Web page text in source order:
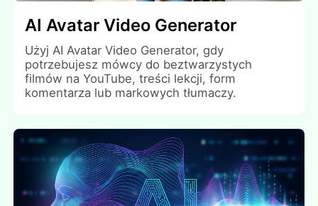
AI Avatar Video Generator
Użyj AI Avatar Video Generator, gdy
potrzebujesz mówcy do beztwarzystych
filmów na YouTube, treści lekcji, form
komentarza lub markowych tłumaczy.